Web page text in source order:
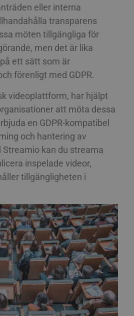
eller interna
transparens
möten tillgängliga för
men det är lika
ett sätt som är
förenligt med GDPR.
videoplattform, har hjälpt
att möta dessa
en GDPR-kompatibel
och hantering av
kan du streama
inspelade videor,
tillgängligheten i